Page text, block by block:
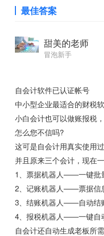
最佳答案
甜美的老师
冒泡新手
自会计软件​已认证帐号
中小型企业最适合的财税
小白会计也可以做账报税
怎么您不信吗?
这可是自会计用真实使用
并且原来三个会计，现在
1、票据机器人——一键批
2、记账机器人——票据信
3、结账机器人——自动结
4、报税机器人——一键自
自会计还自动生成老板所